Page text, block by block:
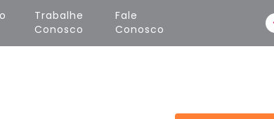
Trabalhe
Conosco
Fale
Conosco